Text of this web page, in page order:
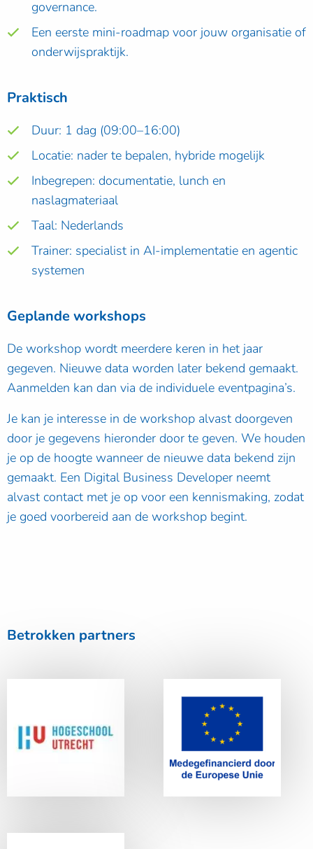
governance.
Een eerste mini-roadmap voor jouw organisatie of
onderwijspraktijk.
Praktisch
Duur: 1 dag (09:00–16:00)
Locatie: nader te bepalen, hybride mogelijk
Inbegrepen: documentatie, lunch en
naslagmateriaal
Taal: Nederlands
Trainer: specialist in AI-implementatie en agentic
systemen
Geplande workshops
De workshop wordt meerdere keren in het jaar
gegeven. Nieuwe data worden later bekend gemaakt.
Aanmelden kan dan via de individuele eventpagina’s.
Je kan je interesse in de workshop alvast doorgeven
door je gegevens hieronder door te geven. We houden
je op de hoogte wanneer de nieuwe data bekend zijn
gemaakt. Een Digital Business Developer neemt
alvast contact met je op voor een kennismaking, zodat
je goed voorbereid aan de workshop begint.
Betrokken partners
Hogeschool
Utrecht
Europese Unie